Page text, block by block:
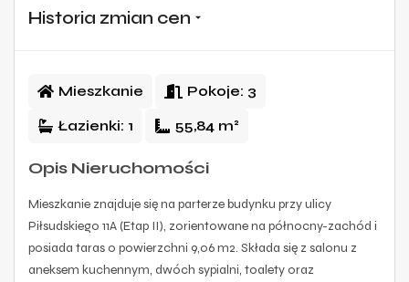
Historia zmian cen
Mieszkanie Pokoje: 3
Łazienki: 1 55,84 m²
Opis Nieruchomości
Mieszkanie znajduje się na parterze budynku przy ulicy
Piłsudskiego 11A (Etap II), zorientowane na północny-zachód i
posiada taras o powierzchni 9,06 m2. Składa się z salonu z
aneksem kuchennym, dwóch sypialni, toalety oraz